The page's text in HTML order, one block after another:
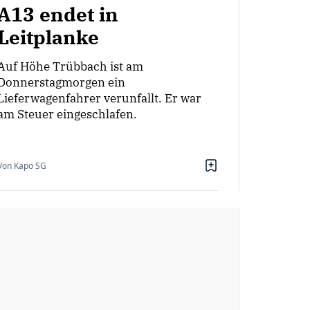
endet in
Höhe Trübbach ist am
ein
verunfallt. Er war
Steuer eingeschlafen.
Kapo SG